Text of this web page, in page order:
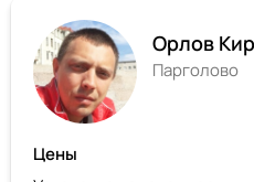
Орлов
Парголово
Цены